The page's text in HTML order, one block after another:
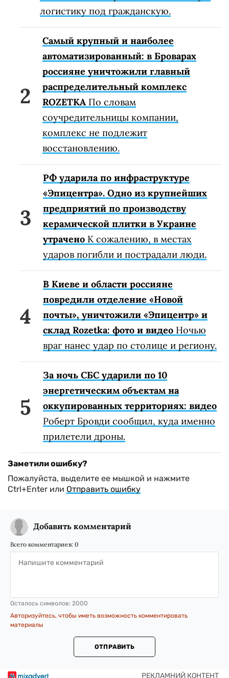
логистику под гражданскую.
Самый крупный и наиболее
автоматизированный: в Броварах
россияне уничтожили главный
распределительный комплекс
ROZETKA По словам
соучредительницы компании,
комплекс не подлежит
восстановлению.
РФ ударила по инфраструктуре
«Эпицентра». Одно из крупнейших
предприятий по производству
керамической плитки в Украине
утрачено К сожалению, в местах
ударов погибли и пострадали люди.
В Киеве и области россияне
повредили отделение «Новой
почты», уничтожили «Эпицентр» и
склад Rozetka: фото и видео Ночью
враг нанес удар по столице и региону.
За ночь СБС ударили по 10
энергетическим объектам на
оккупированных территориях: видео
Роберт Бровди сообщил, куда именно
прилетели дроны.
Заметили ошибку?
Пожалуйста, выделите ее мышкой и нажмите
Ctrl+Enter или Отправить ошибку
Добавить комментарий
Всего комментариев: 0
Осталось символов: 2000
Авторизуйтесь, чтобы иметь возможность комментировать
материалы
ОТПРАВИТЬ